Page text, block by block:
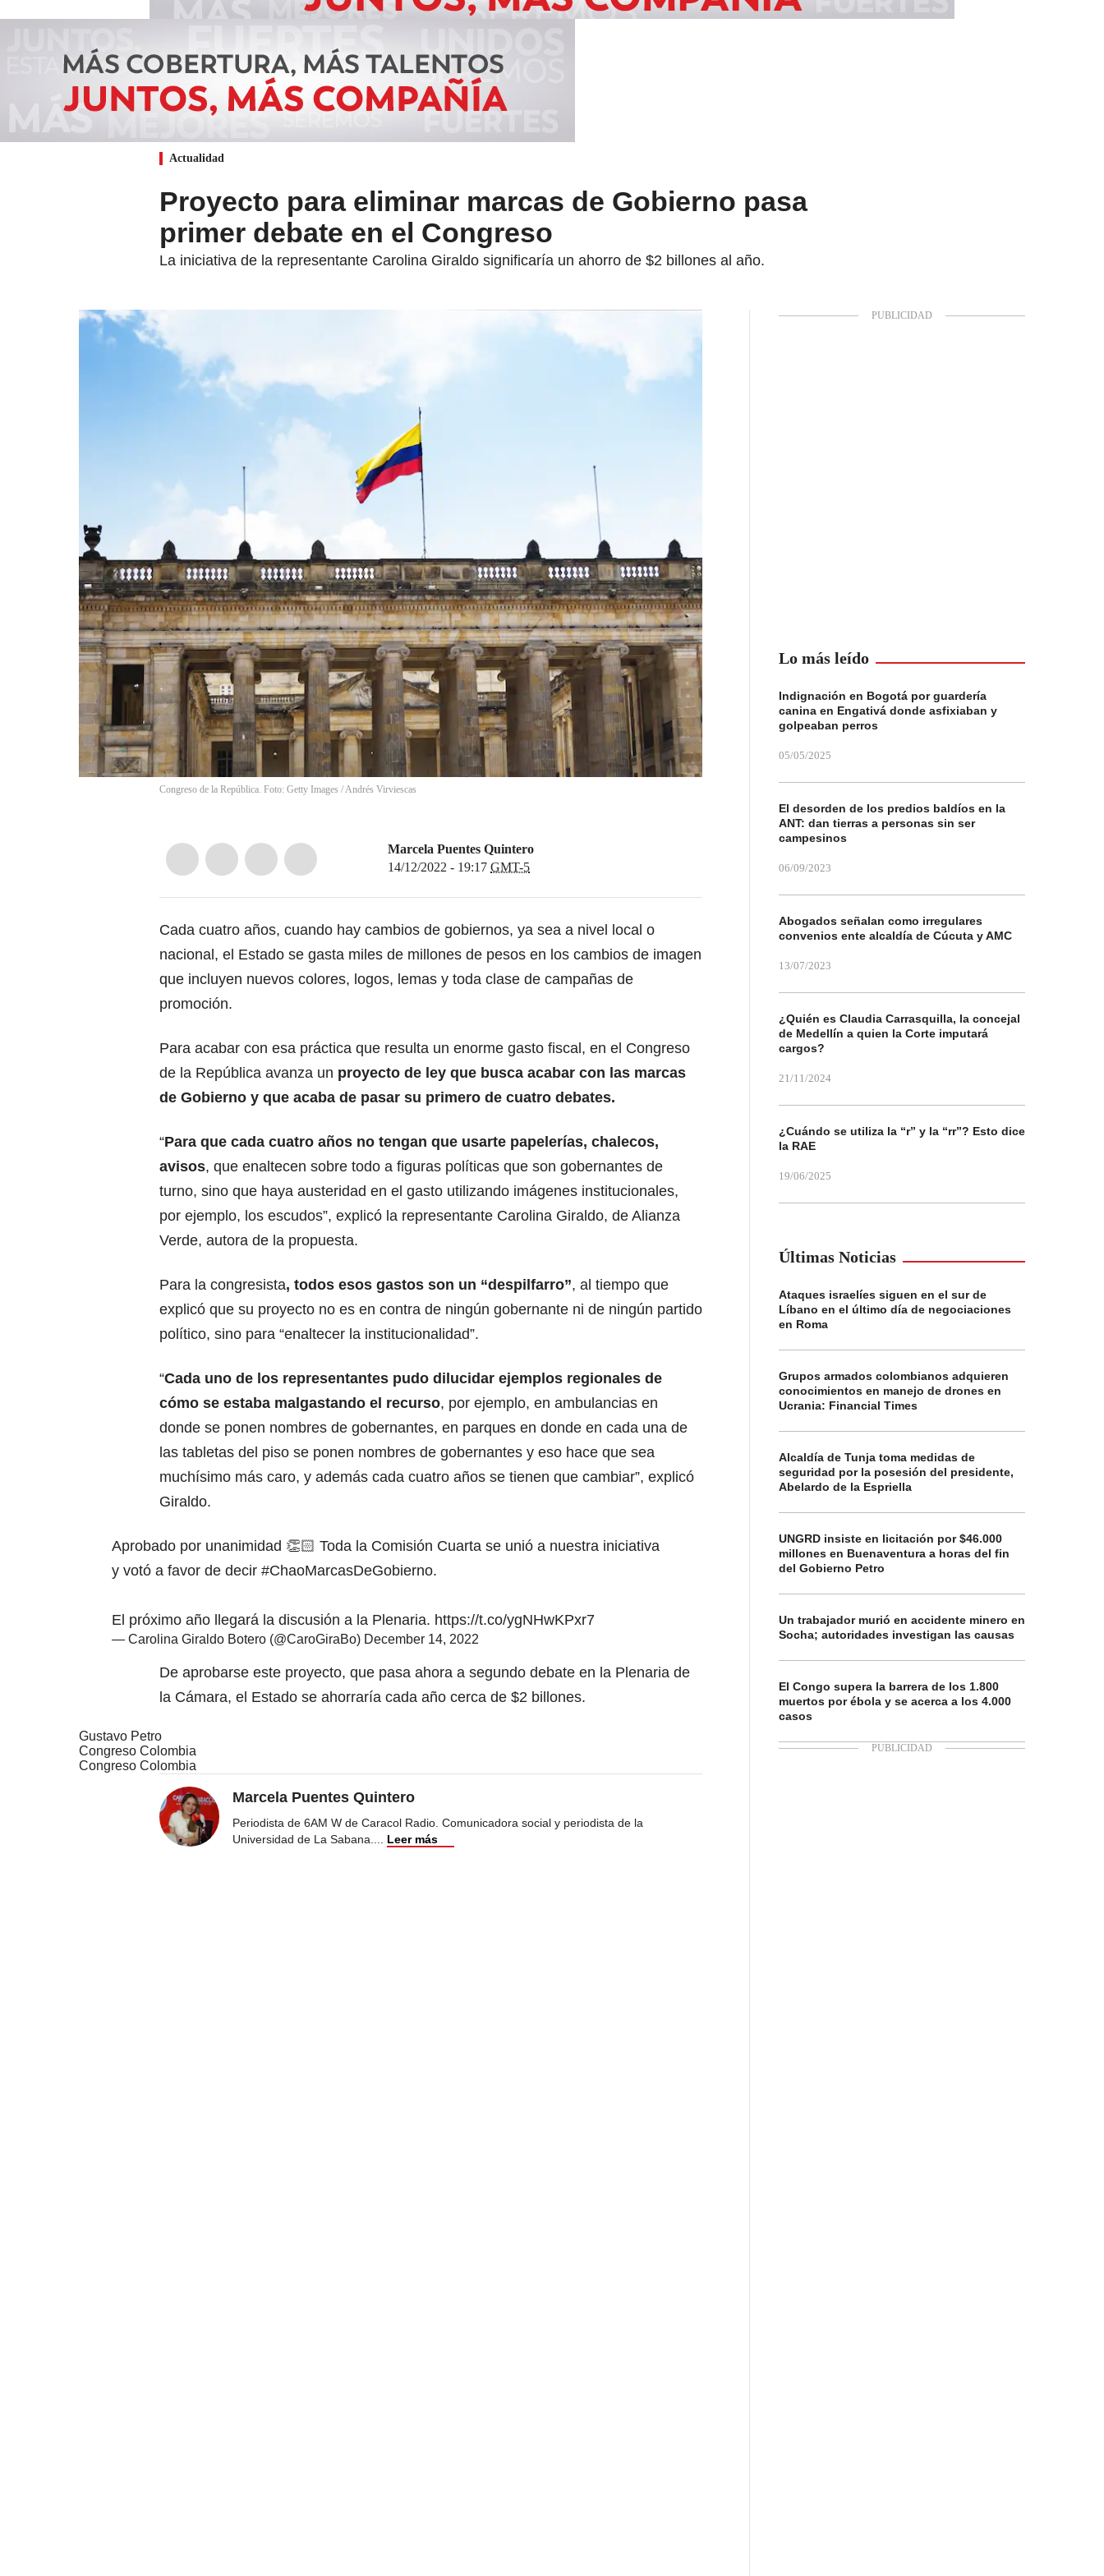
Actualidad
Proyecto para eliminar marcas de Gobierno pasa
primer debate en el Congreso
La iniciativa de la representante Carolina Giraldo significaría un ahorro de $2 billones al año.
Congreso de la República. Foto: Getty Images /Andrés Virviescas
Marcela Puentes Quintero
14/12/2022 - 19:17 GMT-5
Cada cuatro años, cuando hay cambios de gobiernos, ya sea a nivel local o
nacional, el Estado se gasta miles de millones de pesos en los cambios de imagen
que incluyen nuevos colores, logos, lemas y toda clase de campañas de
promoción.
Para acabar con esa práctica que resulta un enorme gasto fiscal, en el Congreso
de la República avanza un proyecto de ley que busca acabar con las marcas
de Gobierno y que acaba de pasar su primero de cuatro debates.
“Para que cada cuatro años no tengan que usarte papelerías, chalecos,
avisos, que enaltecen sobre todo a figuras políticas que son gobernantes de
turno, sino que haya austeridad en el gasto utilizando imágenes institucionales,
por ejemplo, los escudos”, explicó la representante Carolina Giraldo, de Alianza
Verde, autora de la propuesta.
Para la congresista, todos esos gastos son un “despilfarro”, al tiempo que
explicó que su proyecto no es en contra de ningún gobernante ni de ningún partido
político, sino para “enaltecer la institucionalidad”.
“Cada uno de los representantes pudo dilucidar ejemplos regionales de
cómo se estaba malgastando el recurso, por ejemplo, en ambulancias en
donde se ponen nombres de gobernantes, en parques en donde en cada una de
las tabletas del piso se ponen nombres de gobernantes y eso hace que sea
muchísimo más caro, y además cada cuatro años se tienen que cambiar”, explicó
Giraldo.
Aprobado por unanimidad 👏🏻 Toda la Comisión Cuarta se unió a nuestra iniciativa
y votó a favor de decir #ChaoMarcasDeGobierno.
El próximo año llegará la discusión a la Plenaria. https://t.co/ygNHwKPxr7
— Carolina Giraldo Botero (@CaroGiraBo) December 14, 2022
De aprobarse este proyecto, que pasa ahora a segundo debate en la Plenaria de
la Cámara, el Estado se ahorraría cada año cerca de $2 billones.
Gustavo Petro
Congreso Colombia
Congreso Colombia
Marcela Puentes Quintero
Periodista de 6AM W de Caracol Radio. Comunicadora social y periodista de la
Universidad de La Sabana.... Leer más
Lo más leído
Indignación en Bogotá por guardería
canina en Engativá donde asfixiaban y
golpeaban perros
05/05/2025
El desorden de los predios baldíos en la
ANT: dan tierras a personas sin ser
campesinos
06/09/2023
Abogados señalan como irregulares
convenios ente alcaldía de Cúcuta y AMC
13/07/2023
¿Quién es Claudia Carrasquilla, la concejal
de Medellín a quien la Corte imputará
cargos?
21/11/2024
¿Cuándo se utiliza la “r” y la “rr”? Esto dice
la RAE
19/06/2025
Últimas Noticias
Ataques israelíes siguen en el sur de
Líbano en el último día de negociaciones
en Roma
Grupos armados colombianos adquieren
conocimientos en manejo de drones en
Ucrania: Financial Times
Alcaldía de Tunja toma medidas de
seguridad por la posesión del presidente,
Abelardo de la Espriella
UNGRD insiste en licitación por $46.000
millones en Buenaventura a horas del fin
del Gobierno Petro
Un trabajador murió en accidente minero en
Socha; autoridades investigan las causas
El Congo supera la barrera de los 1.800
muertos por ébola y se acerca a los 4.000
casos